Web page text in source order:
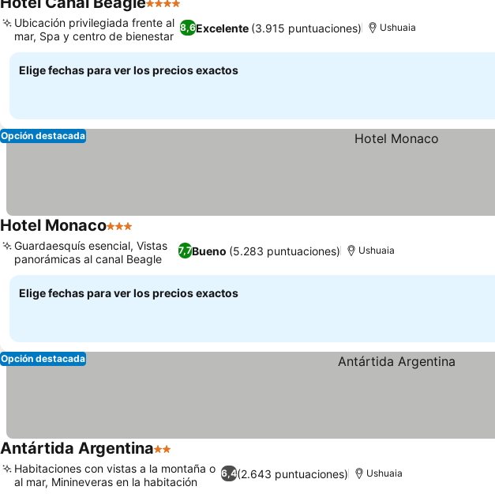
4 Estrellas
8,6Excelente (3.915 puntuaciones)
Ubicación privilegiada frente al
mar, Spa y centro de bienestar
Ushuaia
Elige fechas para ver los precios exactos
Opción destacada
Hotel Monaco3 Estrellas
7,7Bueno (5.283 puntuaciones)
Guardaesquís esencial, Vistas
panorámicas al canal Beagle
Ushuaia
Elige fechas para ver los precios exactos
Opción destacada
Antártida Argentina2 Estrellas
6,4(2.643 puntuaciones)
Habitaciones con vistas a la montaña o
al mar, Minineveras en la habitación
Ushuaia